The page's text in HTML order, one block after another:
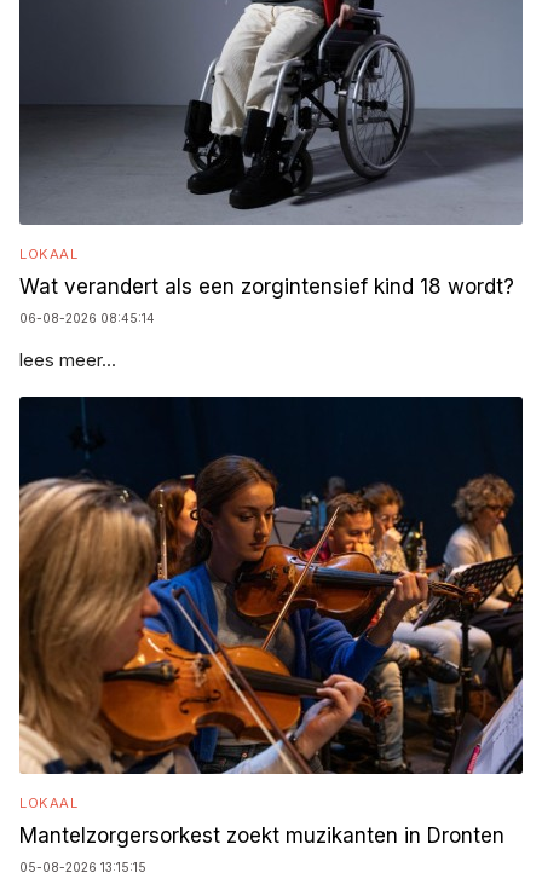
LOKAAL
Wat verandert als een zorgintensief kind 18 wordt?
06-08-2026 08:45:14
lees meer...
LOKAAL
Mantelzorgersorkest zoekt muzikanten in Dronten
05-08-2026 13:15:15